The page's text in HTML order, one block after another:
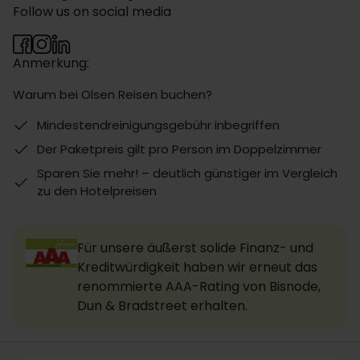
Anmerkung:
Warum bei Olsen Reisen buchen?
Mindestendreinigungsgebühr inbegriffen
Der Paketpreis gilt pro Person im Doppelzimmer
Sparen Sie mehr! – deutlich günstiger im Vergleich
zu den Hotelpreisen
Follow us on social media
Für unsere äußerst solide Finanz- und
Kreditwürdigkeit haben wir erneut das
renommierte AAA-Rating von Bisnode,
Dun & Bradstreet erhalten.